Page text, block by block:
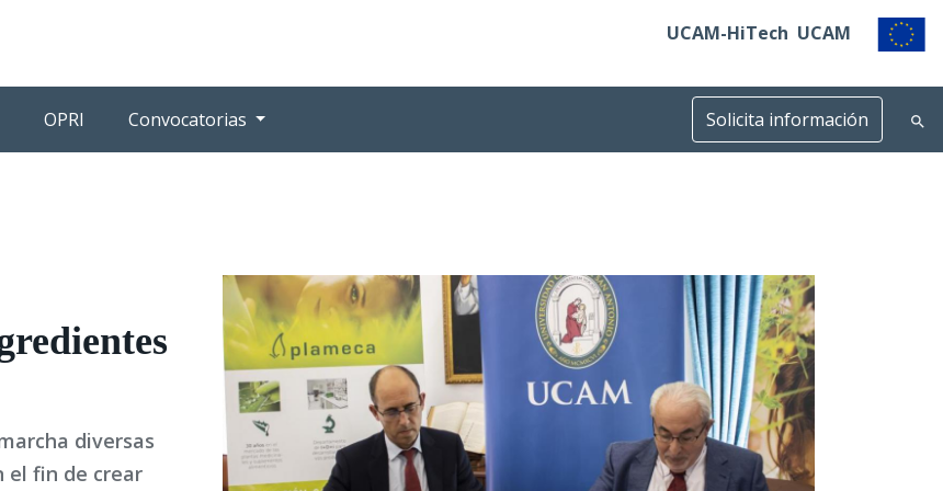
UCAM-HiTech UCAM
OPRI Convocatorias Solicita información
diversas
el fin de crear